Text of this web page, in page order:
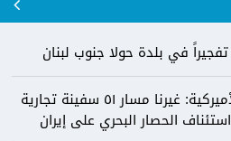
في بلدة حولا جنوب لبنان
القيادة المركزية الأميركية: غيرنا مسار ٥١ سفينة تجارية
الحصار البحري على إيران